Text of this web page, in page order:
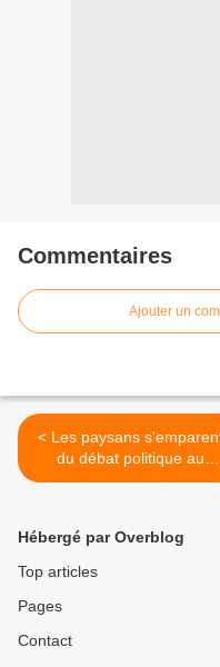
Commentaires
Ajouter un
< Les paysans s'emparent
du débat politique au
Congo!
Hébergé par Overblog
Top articles
Pages
Contact